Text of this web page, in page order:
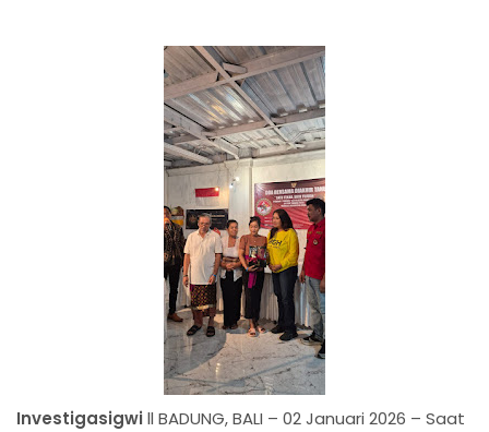
Investigasigwill BADUNG, BALI – 02 Januari 2026 – Saat